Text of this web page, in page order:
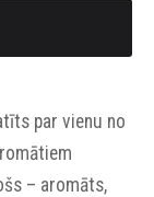
par vienu no
– aromāts,